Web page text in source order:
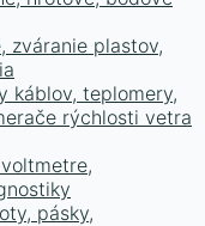
zváranie plastov,
káblov, teplomery,
rýchlosti vetra
pásky,